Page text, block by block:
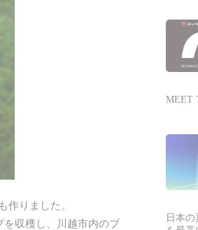
作りました。
収穫し、川越市内のブ
MEET
日本